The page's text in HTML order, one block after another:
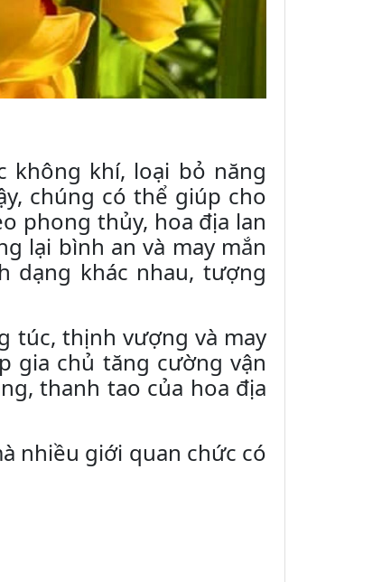
không khí, loại bỏ năng
chúng có thể giúp cho
phong thủy, hoa địa lan
lại bình an và may mắn
dạng khác nhau, tượng
túc, thịnh vượng và may
gia chủ tăng cường vận
thanh tao của hoa địa
nhiều giới quan chức có